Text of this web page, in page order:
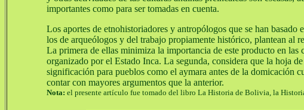
importantes como para ser tomadas en cuenta.
Los aportes de etnohistoriadores y antropólogos que se han basado
los de arqueólogos y del trabajo propiamente histórico, plantean al
La primera de ellas minimiza la importancia de este producto en las
organizado por el Estado Inca. La segunda, considera que la hoja
significación para pueblos como el aymara antes de la domicación
contar con mayores argumentos que la anterior.
Nota: el presente artículo fue tomado del libro La Historia de Bolivia, la